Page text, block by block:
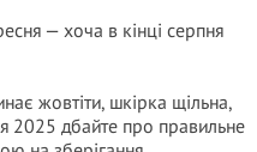
— хоча в кінці серпня
жовтіти, шкірка щільна,
2025 дбайте про правильне